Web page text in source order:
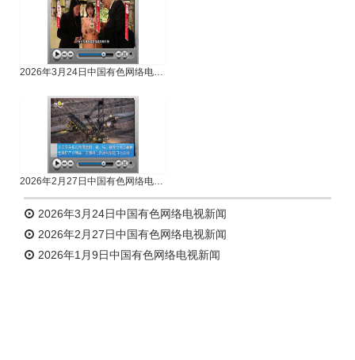
2026年3月24日中国有色网络电视新闻
2026年2月27日中国有色网络电视新闻
2026年3月24日中国有色网络电视新闻
2026年2月27日中国有色网络电视新闻
2026年1月9日中国有色网络电视新闻